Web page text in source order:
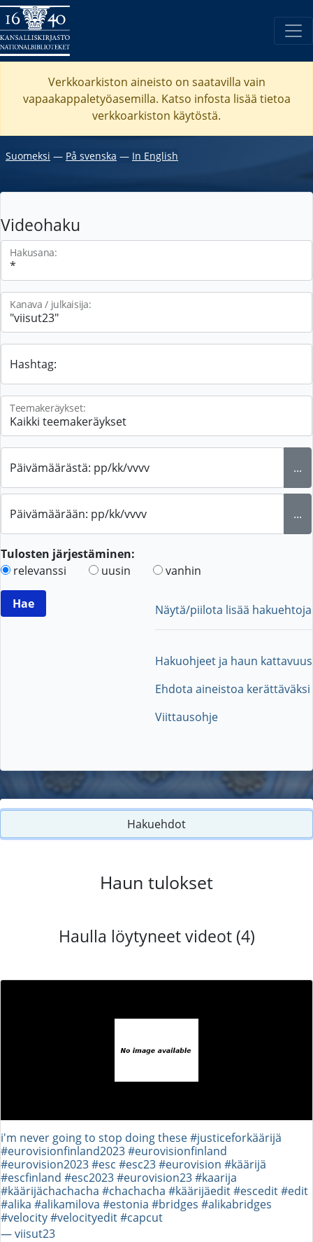
Verkkoarkiston aineisto on saatavilla vain
vapaakappaletyöasemilla. Katso infosta lisää tietoa
verkkoarkiston käytöstä.
Suomeksi ― På svenska ― In English
Videohaku
Hakusana:
Kanava / julkaisija:
Hashtag:
Teemakeräykset:
Päivämäärästä: pp/kk/vvvv ...
Päivämäärään: pp/kk/vvvv ...
Tulosten järjestäminen:
relevanssi
uusin vanhin
Näytä/piilota lisää hakuehtoja
Hakuohjeet ja haun kattavuus
Ehdota aineistoa kerättäväksi
Viittausohje
Hakuehdot
Haun tulokset
Haulla löytyneet videot (4)
i'm never going to stop doing these #justiceforkäärijä
#eurovisionfinland2023 #eurovisionfinland
#eurovision2023 #esc #esc23 #eurovision #käärijä
#escfinland #esc2023 #eurovision23 #kaarija
#käärijächachacha #chachacha #käärijäedit #escedit #edit
#alika #alikamilova #estonia #bridges #alikabridges
#velocity #velocityedit #capcut
― viisut23